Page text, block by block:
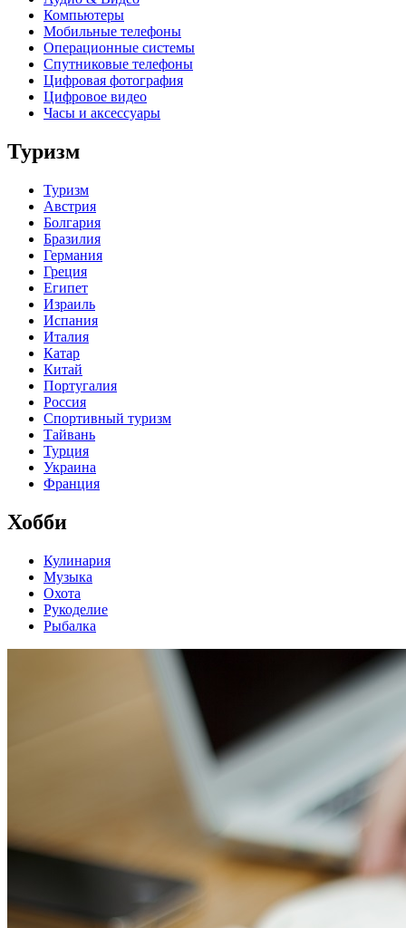
Компьютеры
Мобильные телефоны
Операционные системы
Спутниковые телефоны
Цифровая фотография
Цифровое видео
Часы и аксессуары
Туризм
Туризм
Австрия
Болгария
Бразилия
Германия
Греция
Египет
Израиль
Испания
Италия
Катар
Китай
Португалия
Россия
Спортивный туризм
Тайвань
Турция
Украина
Франция
Хобби
Кулинария
Музыка
Охота
Рукоделие
Рыбалка